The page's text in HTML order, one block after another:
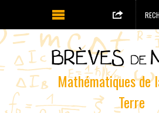
Mathématiques de
Terre